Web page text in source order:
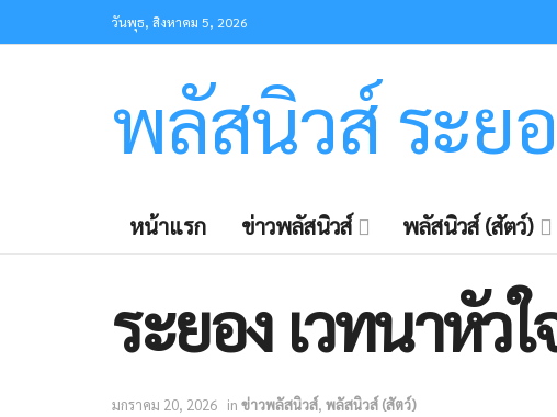
วันพุธ, สิงหาคม 5, 2026
พลัสนิวส์ ระย
หน้าแรก ข่าวพลัสนิวส์ พลัสนิวส์ (สัตว์)
ระยอง เวทนาหัว
มกราคม 20, 2026 in ข่าวพลัสนิวส์, พลัสนิวส์ (สัตว์)